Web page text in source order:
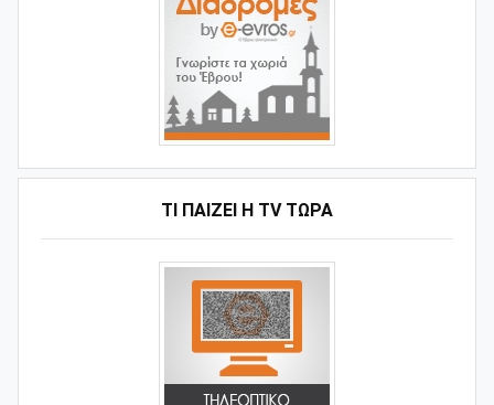
ΤΙ ΠΑΊΖΕΙ Η ΤV ΤΏΡΑ